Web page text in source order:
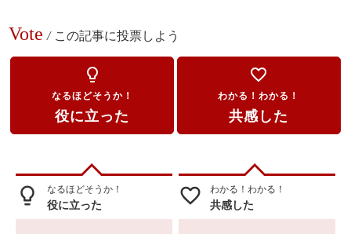
Vote / この記事に投票しよう
lightbulb_outline
なるほどそうか！
役に立った
favorite_border
わかる！わかる！
共感した
lightbulb_outline なるほどそうか！
役に立った favorite_border わかる！わかる！
共感した